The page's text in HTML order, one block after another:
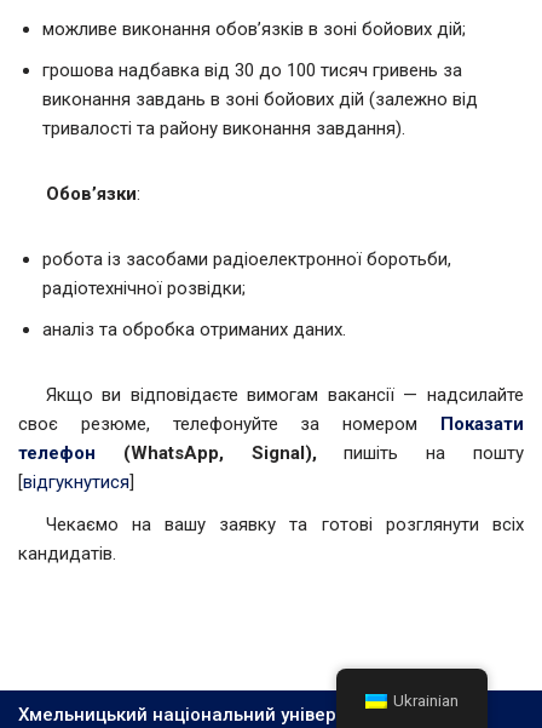
можливе виконання обов’язків в зоні бойових дій;
грошова надбавка від 30 до 100 тисяч гривень за
виконання завдань в зоні бойових дій (залежно від
тривалості та району виконання завдання).
Обов’язки:
робота із засобами радіоелектронної боротьби,
радіотехнічної розвідки;
аналіз та обробка отриманих даних.
Якщо ви відповідаєте вимогам вакансії — надсилайте
своє резюме, телефонуйте за номером Показати
телефон (WhatsApp, Signal),пишіть на пошту
[відгукнутися]
Чекаємо на вашу заявку та готові розглянути всіх
кандидатів.
Хмельницький національний університет, 2026
Ukrainian